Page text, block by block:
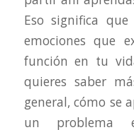
Eso significa
emociones que
función en tu
quieres saber
general, cómo se
un problema